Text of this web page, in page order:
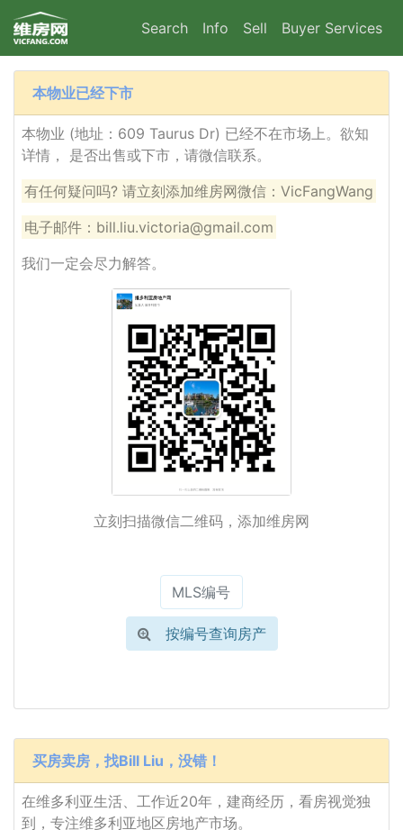
Search Info Sell Buyer Services
本物业已经下市
本物业 (地址：609 Taurus Dr) 已经不在市场上。欲知
详情， 是否出售或下市，请微信联系。
有任何疑问吗? 请立刻添加维房网微信：VicFangWang
电子邮件：bill.liu.victoria@gmail.com
我们一定会尽力解答。
立刻扫描微信二维码，添加维房网
按编号查询房产
买房卖房，找Bill Liu，没错！
在维多利亚生活、工作近20年，建商经历，看房视觉独
到，专注维多利亚地区房地产市场。